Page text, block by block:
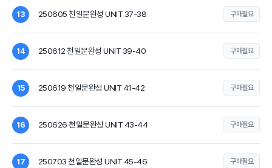
13 250605 천일문완성 UNIT 37-38 구매필요
14 250612 천일문완성 UNIT 39-40 구매필요
15 250619 천일문완성 UNIT 41-42 구매필요
16 250626 천일문완성 UNIT 43-44 구매필요
17 250703 천일문완성 UNIT 45-46 구매필요